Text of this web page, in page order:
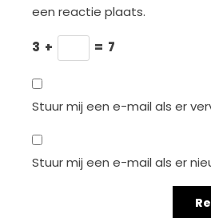
een reactie plaats.
3 + = 7
Stuur mij een e-mail als er
Stuur mij een e-mail als er